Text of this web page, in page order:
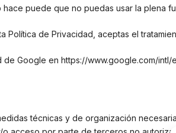
puede que no puedas usar la plena
Política de Privacidad, aceptas el
Google en https://www.google.com/intl/
técnicas y de organización